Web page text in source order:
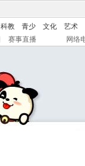
科教 青少 文化
艺术
赛事直播 网络